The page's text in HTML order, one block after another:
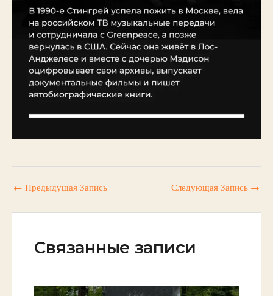
← Предыдущая Запись Следующая Запись →
Связанные записи